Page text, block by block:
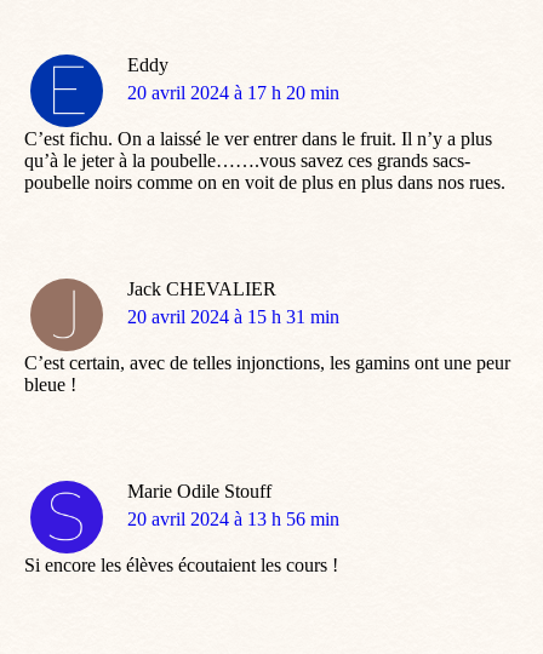
Eddy
dit
20 avril 2024 à 17 h 20 min
C’est fichu. On a laissé le ver entrer dans le fruit. Il n’y a plus
qu’à le jeter à la poubelle…….vous savez ces grands sacs-
poubelle noirs comme on en voit de plus en plus dans nos rues.
Jack CHEVALIER
dit
20 avril 2024 à 15 h 31 min
C’est certain, avec de telles injonctions, les gamins ont une peur
bleue !
Marie Odile Stouff
dit
20 avril 2024 à 13 h 56 min
Si encore les élèves écoutaient les cours !